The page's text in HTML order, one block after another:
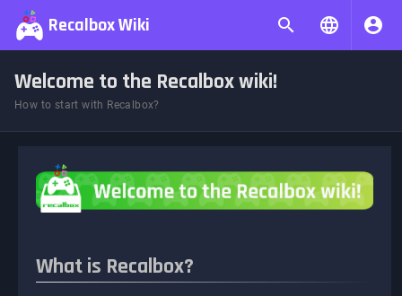
Recalbox Wiki
Welcome to the Recalbox wiki!
How to start with Recalbox?
What is Recalbox?